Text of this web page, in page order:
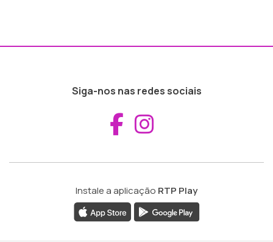
Siga-nos nas redes sociais
Aceder ao
Instale a aplicação RTP Play